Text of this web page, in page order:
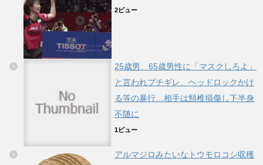
2ビュー
25歳男、65歳男性に「マスクしろよ」
と言われブチギレ、ヘッドロックかけ
る等の暴行…相手は頸椎損傷し下半身
不随に
1ビュー
アルマジロみたいなトウモロコシ収穫